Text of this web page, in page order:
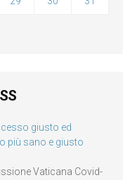
giusto ed
più sano e giusto
Vaticana Covid-